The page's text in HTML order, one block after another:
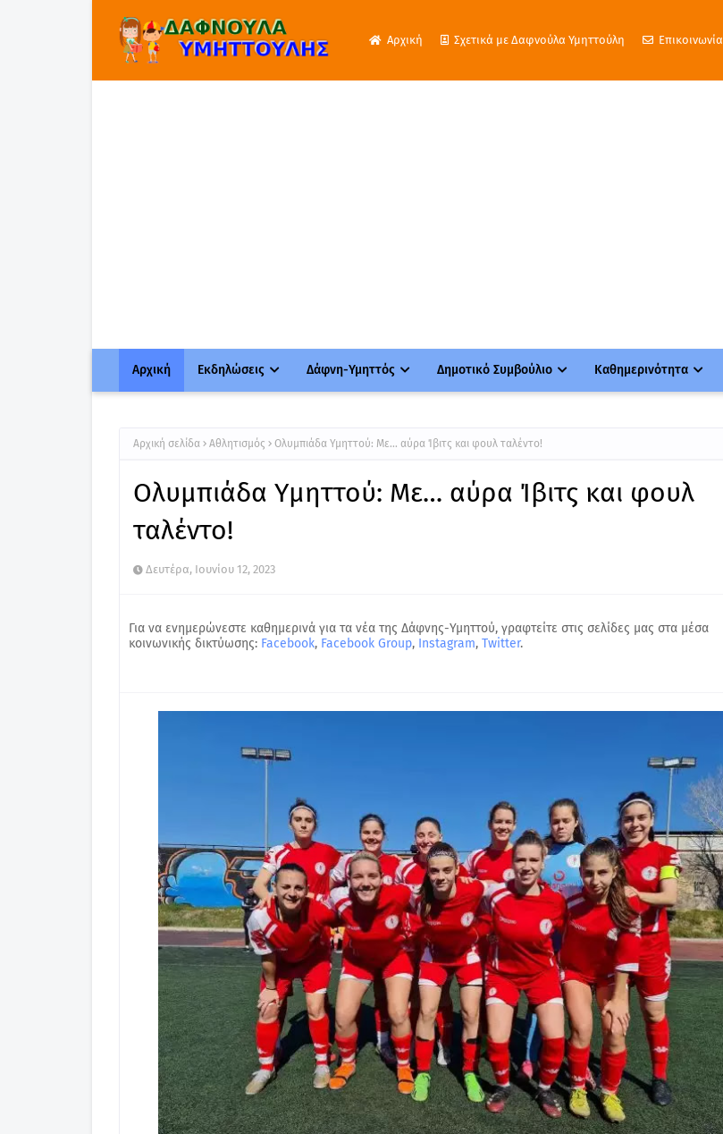
Αρχική Σχετικά με Δαφνούλα Υμηττούλη Επικοινωνία
Αρχική Εκδηλώσεις Δάφνη-Υμηττός Δημοτικό Συμβούλιο Καθημερινότητα
Αρχική σελίδα Αθλητισμός Ολυμπιάδα Υμηττού: Με… αύρα Ίβιτς και φουλ ταλέντο!
Ολυμπιάδα Υμηττού: Με… αύρα Ίβιτς και φουλ
ταλέντο!
Δευτέρα, Ιουνίου 12, 2023
Για να ενημερώνεστε καθημερινά για τα νέα της Δάφνης-Υμηττού, γραφτείτε στις σελίδες μας στα μέσα
κοινωνικής δικτύωσης: Facebook, Facebook Group, Instagram, Twitter.